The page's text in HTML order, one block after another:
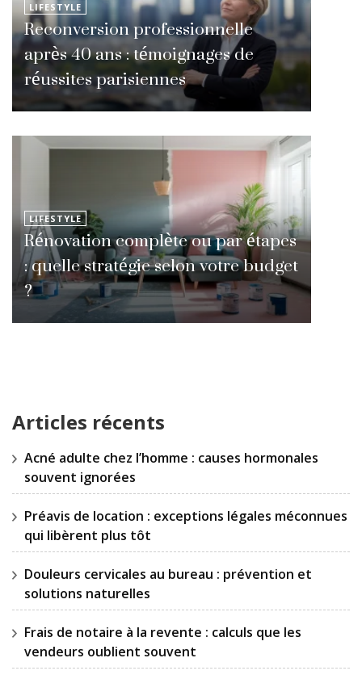
LIFESTYLE
Reconversion professionnelle
après 40 ans : témoignages de
réussites parisiennes
LIFESTYLE
Rénovation complète ou par étapes
: quelle stratégie selon votre budget
?
Articles récents
Acné adulte chez l’homme : causes hormonales
souvent ignorées
Préavis de location : exceptions légales méconnues
qui libèrent plus tôt
Douleurs cervicales au bureau : prévention et
solutions naturelles
Frais de notaire à la revente : calculs que les
vendeurs oublient souvent